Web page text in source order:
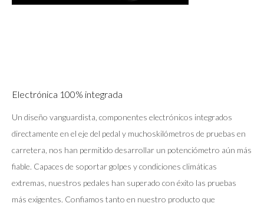
Electrónica 100% integrada
Un diseño vanguardista, componentes electrónicos integrados
directamente en el eje del pedal y muchoskilómetros de pruebas en
carretera, nos han permitido desarrollar un potenciómetro aún más
fiable. Capaces de soportar golpes y condiciones climáticas
extremas, nuestros pedales han superado con éxito las pruebas
más exigentes. Confiamos tanto en nuestro producto que